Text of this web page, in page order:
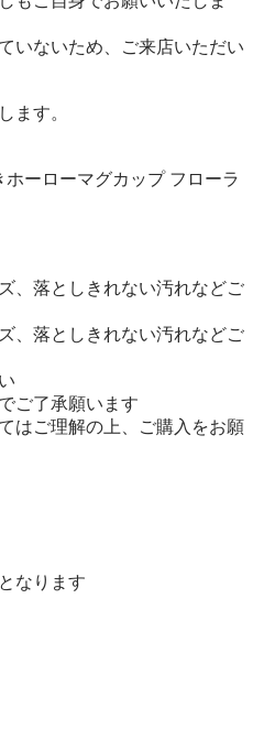
いないため、ご来店いただい
ます。
ーローマグカップ フローラ
、落としきれない汚れなどご
、落としきれない汚れなどご
ご了承願います
はご理解の上、ご購入をお願
なります